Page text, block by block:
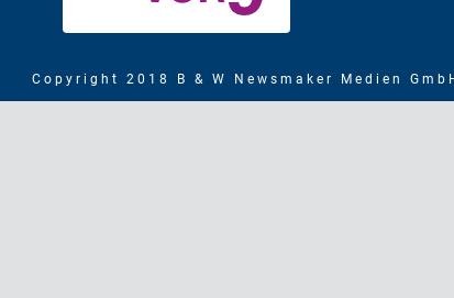
Copyright 2018 B & W Newsmaker Medien